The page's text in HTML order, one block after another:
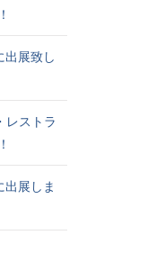
出展致し
レストラ
出展しま